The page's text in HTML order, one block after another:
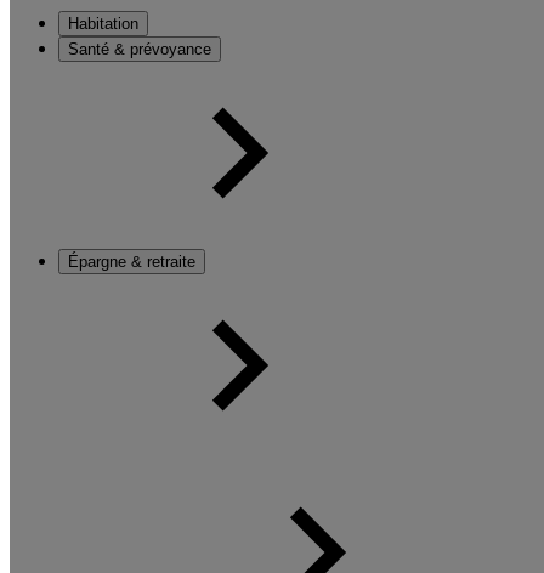
Habitation
Santé & prévoyance
Épargne & retraite